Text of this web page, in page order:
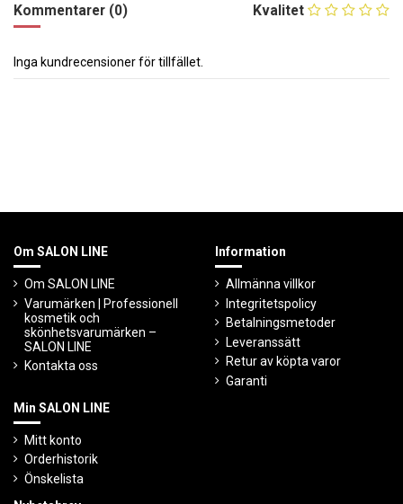
Kvalitet
Kommentarer (0)
Inga kundrecensioner för tillfället.
Om SALON LINE
Om SALON LINE
Varumärken | Professionell
kosmetik och
skönhetsvarumärken –
SALON LINE
Kontakta oss
Information
Allmänna villkor
Integritetspolicy
Betalningsmetoder
Leveranssätt
Retur av köpta varor
Garanti
Min SALON LINE
Mitt konto
Orderhistorik
Önskelista